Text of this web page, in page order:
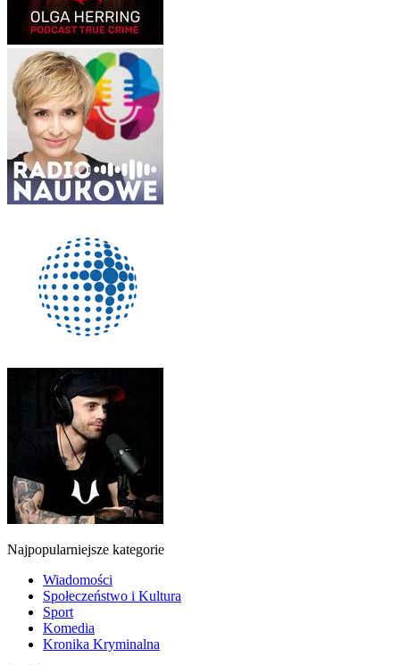
Najpopularniejsze kategorie
Wiadomości
Społeczeństwo i Kultura
Sport
Komedia
Kronika Kryminalna